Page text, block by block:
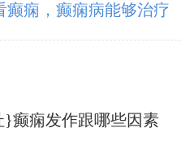
癫痫，癫痫病能够治疗
癫痫发作跟哪些因素